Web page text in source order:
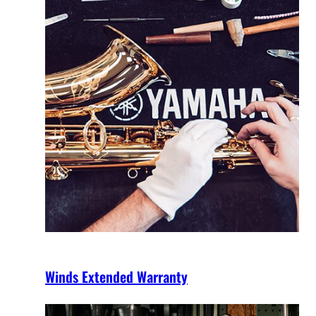
Winds Extended Warranty